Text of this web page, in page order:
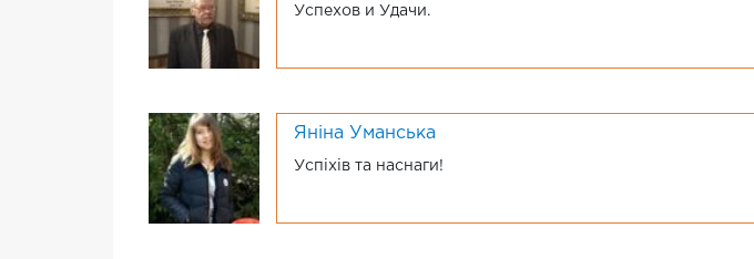
Успехов и Удачи.
Яніна Уманська
Успіхів та наснаги!